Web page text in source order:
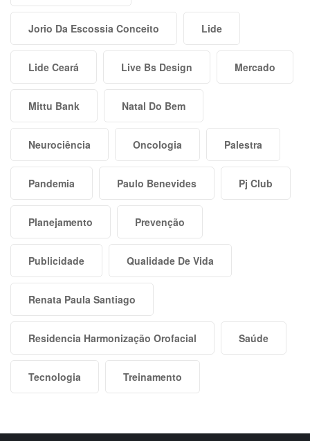
Jorio Da Escossia Conceito Lide
Lide Ceará Live Bs Design Mercado
Mittu Bank Natal Do Bem
Neurociência Oncologia Palestra
Pandemia Paulo Benevides Pj Club
Planejamento Prevenção
Publicidade Qualidade De Vida
Renata Paula Santiago
Residencia Harmonização Orofacial Saúde
Tecnologia Treinamento